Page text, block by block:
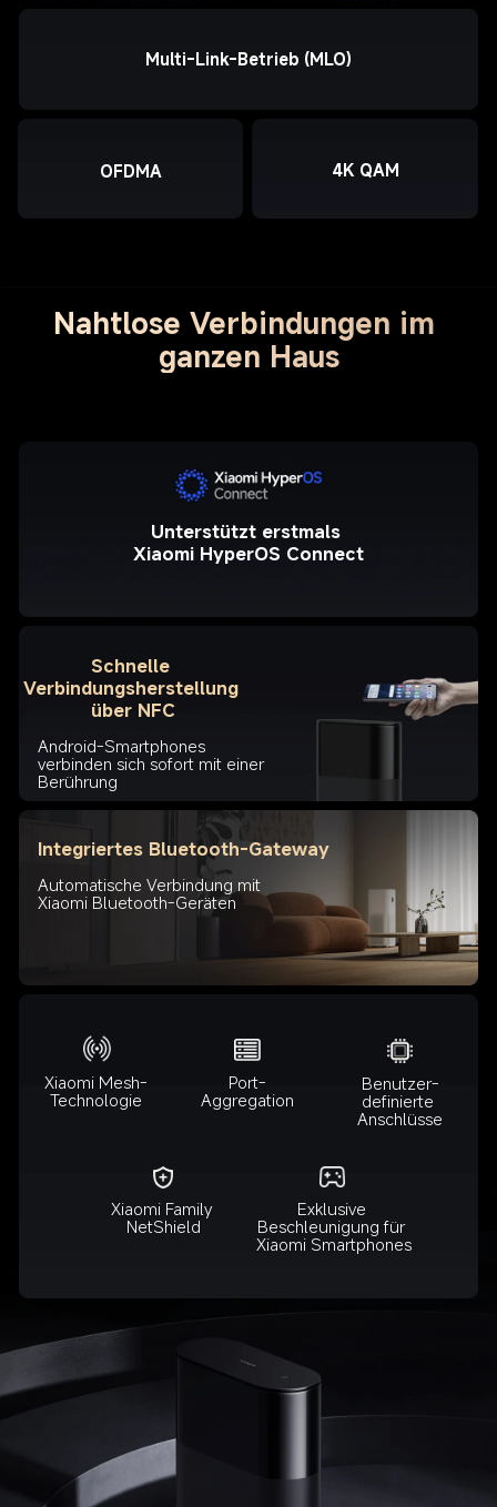
Multi-Link-Betrieb (MLO)
OFDMA 4K QAM
Nahtlose Verbindungen im
ganzen Haus
Unterstützt erstmals
Xiaomi HyperOS Connect
Schnelle
Verbindungsherstellung
über NFC
Android-Smartphones
verbinden sich sofort mit einer
Integriertes Bluetooth-Gateway
Automatische Verbindung mit
Xiaomi Bluetooth-Geräten
Xiaomi Mesh-
Technologie
Port-
Aggregation
Benutzer-
definierte
Anschlüsse
Xiaomi Family
NetShield
Exklusive
Beschleunigung für
Xiaomi Smartphones